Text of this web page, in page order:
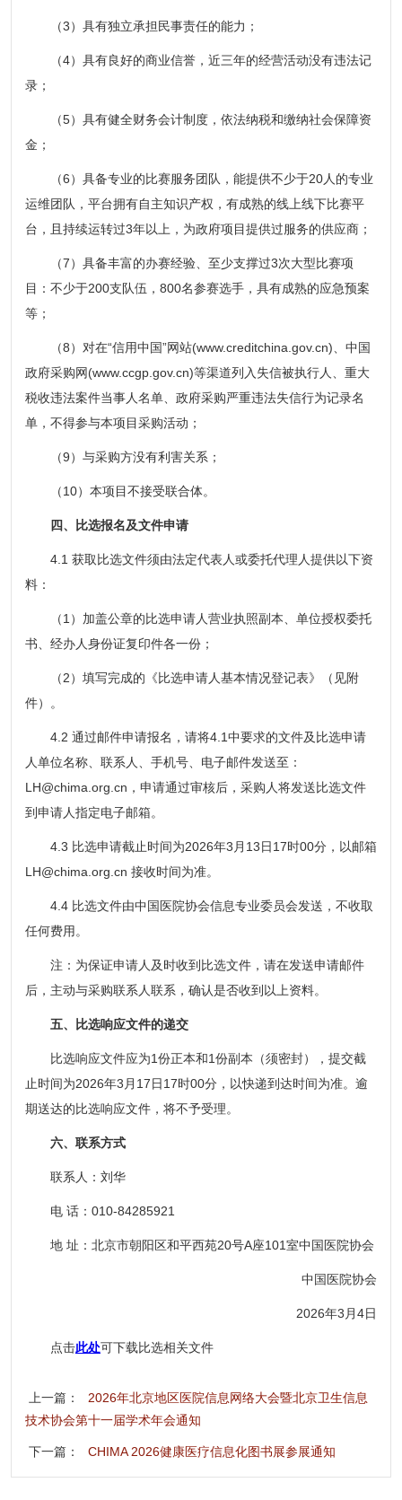
（3）具有独立承担民事责任的能力；
（4）具有良好的商业信誉，近三年的经营活动没有违法记
录；
（5）具有健全财务会计制度，依法纳税和缴纳社会保障资
金；
（6）具备专业的比赛服务团队，能提供不少于20人的专业
运维团队，平台拥有自主知识产权，有成熟的线上线下比赛平
台，且持续运转过3年以上，为政府项目提供过服务的供应商；
（7）具备丰富的办赛经验、至少支撑过3次大型比赛项
目：不少于200支队伍，800名参赛选手，具有成熟的应急预案
等；
（8）对在“信用中国”网站(www.creditchina.gov.cn)、中国
政府采购网(www.ccgp.gov.cn)等渠道列入失信被执行人、重大
税收违法案件当事人名单、政府采购严重违法失信行为记录名
单，不得参与本项目采购活动；
（9）与采购方没有利害关系；
（10）本项目不接受联合体。
四、比选报名及文件申请
4.1 获取比选文件须由法定代表人或委托代理人提供以下资
料：
（1）加盖公章的比选申请人营业执照副本、单位授权委托
书、经办人身份证复印件各一份；
（2）填写完成的《比选申请人基本情况登记表》（见附
件）。
4.2 通过邮件申请报名，请将4.1中要求的文件及比选申请
人单位名称、联系人、手机号、电子邮件发送至：
LH@chima.org.cn，申请通过审核后，采购人将发送比选文件
到申请人指定电子邮箱。
4.3 比选申请截止时间为2026年3月13日17时00分，以邮箱
LH@chima.org.cn 接收时间为准。
4.4 比选文件由中国医院协会信息专业委员会发送，不收取
任何费用。
注：为保证申请人及时收到比选文件，请在发送申请邮件
后，主动与采购联系人联系，确认是否收到以上资料。
五、比选响应文件的递交
比选响应文件应为1份正本和1份副本（须密封），提交截
止时间为2026年3月17日17时00分，以快递到达时间为准。逾
期送达的比选响应文件，将不予受理。
六、联系方式
联系人：刘华
电 话：010-84285921
地 址：北京市朝阳区和平西苑20号A座101室中国医院协会
中国医院协会
2026年3月4日
点击此处可下载比选相关文件
上一篇：
2026年北京地区医院信息网络大会暨北京卫生信息
技术协会第十一届学术年会通知
下一篇： CHIMA 2026健康医疗信息化图书展参展通知